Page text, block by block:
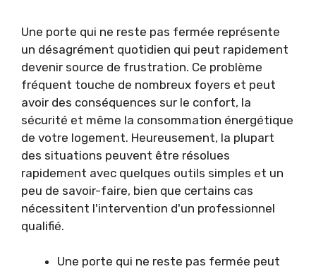
Une porte qui ne reste pas fermée représente
un désagrément quotidien qui peut rapidement
devenir source de frustration. Ce problème
fréquent touche de nombreux foyers et peut
avoir des conséquences sur le confort, la
sécurité et même la consommation énergétique
de votre logement. Heureusement, la plupart
des situations peuvent être résolues
rapidement avec quelques outils simples et un
peu de savoir-faire, bien que certains cas
nécessitent l'intervention d'un professionnel
qualifié.
Une porte qui ne reste pas fermée peut